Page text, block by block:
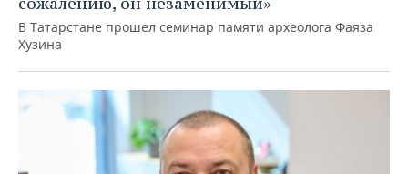
В Татарстане прошел семинар памяти археолога Фаяза
Хузина